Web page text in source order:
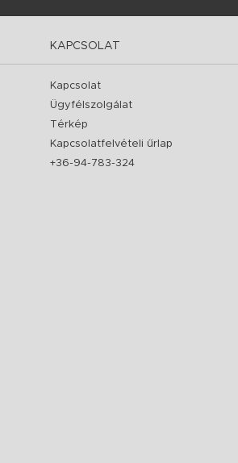
KAPCSOLAT
Kapcsolat
Ügyfélszolgálat
Térkép
Kapcsolatfelvételi űrlap
+36-94-783-324